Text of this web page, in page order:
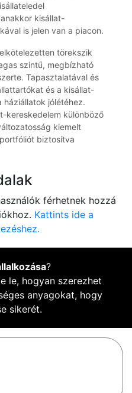
kisállat-
is jelen van a piacon.
törekszik
szintű, megbízható
Tapasztalatával és
és a kisállat-
háziállatok jólétéhez.
kereskedelem különböző
kiemelt
biztosítva
férhetnek hozzá
Kattints ide a
?
le, hogyan szerezhet
anyagokat, hogy
sikerét.